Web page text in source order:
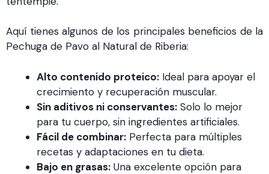
Aquí tienes algunos de los principales beneficios de la
Pechuga de Pavo al Natural de Riberia:
Alto contenido proteico: Ideal para apoyar el
crecimiento y recuperación muscular.
Sin aditivos ni conservantes: Solo lo mejor
para tu cuerpo, sin ingredientes artificiales.
Fácil de combinar: Perfecta para múltiples
recetas y adaptaciones en tu dieta.
Bajo en grasas: Una excelente opción para